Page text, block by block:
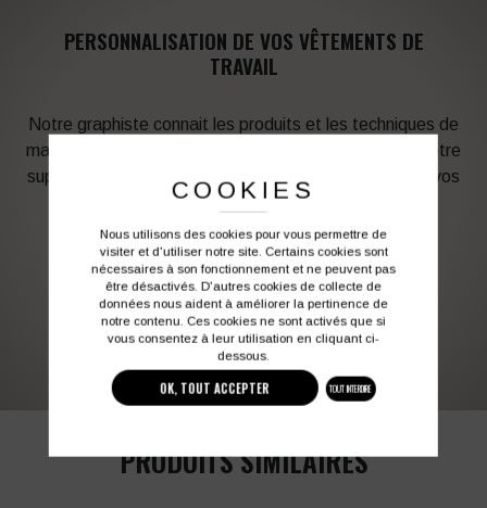
PERSONNALISATION DE VOS VÊTEMENTS DE
TRAVAIL
Notre graphiste connait les produits et les techniques de
marquage. Elle sera à votre service afin d’optimiser votre
support en fonction des contraintes techniques et de vos
besoins d’image. Profitez de son expérience !
Vous souhaitez avoir plus d’informations ?
03 27 28 87 86 contact@colbleu.fr
PRODUITS SIMILAIRES
COOKIES
Nous utilisons des cookies pour vous permettre de
visiter et d'utiliser notre site. Certains cookies sont
nécessaires à son fonctionnement et ne peuvent pas
être désactivés. D'autres cookies de collecte de
données nous aident à améliorer la pertinence de
notre contenu. Ces cookies ne sont activés que si
vous consentez à leur utilisation en cliquant ci-
dessous.
OK, TOUT ACCEPTER TOUT INTERDIRE